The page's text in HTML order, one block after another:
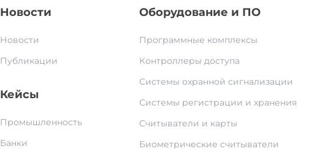
Новости
Новости
Публикации
Кейсы
Промышленность
Банки
Оборудование и ПО
Программные комплексы
Контроллеры доступа
Системы охранной сигнализации
Системы регистрации и хранения
Считыватели и карты
Биометрические считыватели